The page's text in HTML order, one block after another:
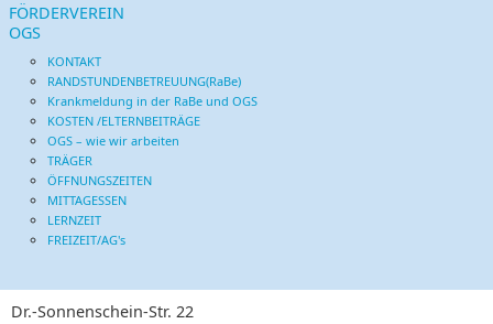
FÖRDERVEREIN
OGS
KONTAKT
RANDSTUNDENBETREUUNG(RaBe)
Krankmeldung in der RaBe und OGS
KOSTEN /ELTERNBEITRÄGE
OGS – wie wir arbeiten
TRÄGER
ÖFFNUNGSZEITEN
MITTAGESSEN
LERNZEIT
FREIZEIT/AG's
Dr.-Sonnenschein-Str. 22